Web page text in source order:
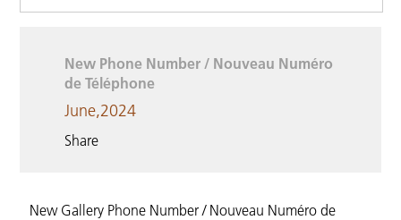
New Phone Number / Nouveau Numéro
de Téléphone
June,2024
Share
New Gallery Phone Number / Nouveau Numéro de